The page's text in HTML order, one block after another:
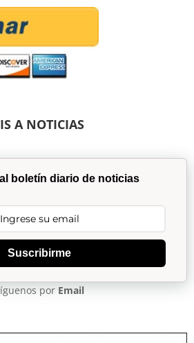
A NOTICIAS
boletín diario de noticias
Suscribirme
por Email